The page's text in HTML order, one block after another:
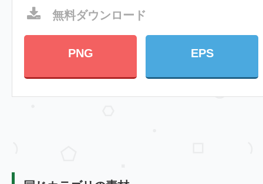
無料ダウンロード
PNG EPS